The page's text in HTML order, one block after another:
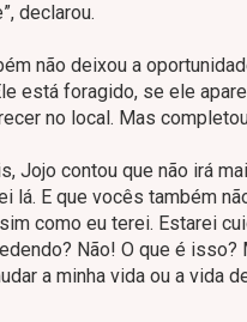
declarou.
não deixou a
está foragido, se ele
no local. Mas
Jojo contou que não irá
lá. E que vocês também
como eu terei. Estarei
Não! O que é
a minha vida ou a vida